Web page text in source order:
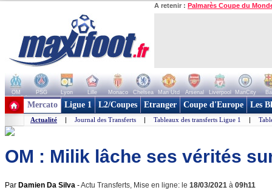
A retenir : Palmarès Coupe du
OM PSG Lyon Lille Monaco Chelsea Man Utd Arsenal Liverpool ManCity
+ de clubs
Mercato Ligue 1 L2/Coupes Etranger Coupe d'Europe Les
Actualité | Journal des Transferts | Tableaux des transferts Ligue 1 |
OM : Milik lâche ses vérités
Par Damien Da Silva -Actu Transferts, Mise en ligne: le 18/03/2021 à 09h11